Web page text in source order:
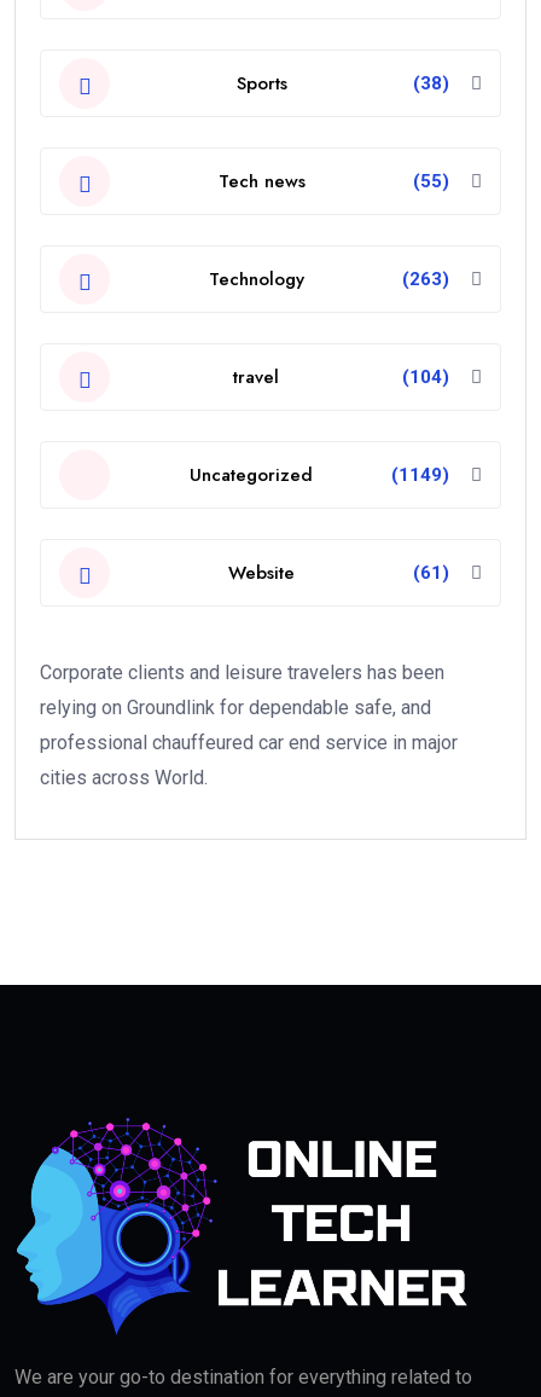
Sports (38)
Tech news (55)
Technology (263)
travel (104)
Uncategorized (1149)
Website (61)
Corporate clients and leisure travelers has been
relying on Groundlink for dependable safe, and
professional chauffeured car end service in major
cities across World.
We are your go-to destination for everything related to